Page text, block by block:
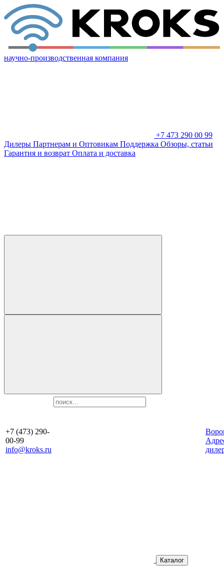
научно-производственная компания
+7 473 290 00 99
Дилеры Партнерам и Оптовикам Поддержка Обзоры, статьи
Гарантия и возврат Оплата и доставка
+7 (473) 290-
00-99
info@kroks.ru
Каталог